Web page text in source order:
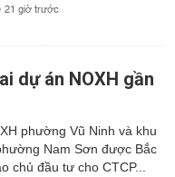
21 giờ trước
dự án NOXH gần
phường Vũ Ninh và khu
Nam Sơn được Bắc
chủ đầu tư cho CTCP...